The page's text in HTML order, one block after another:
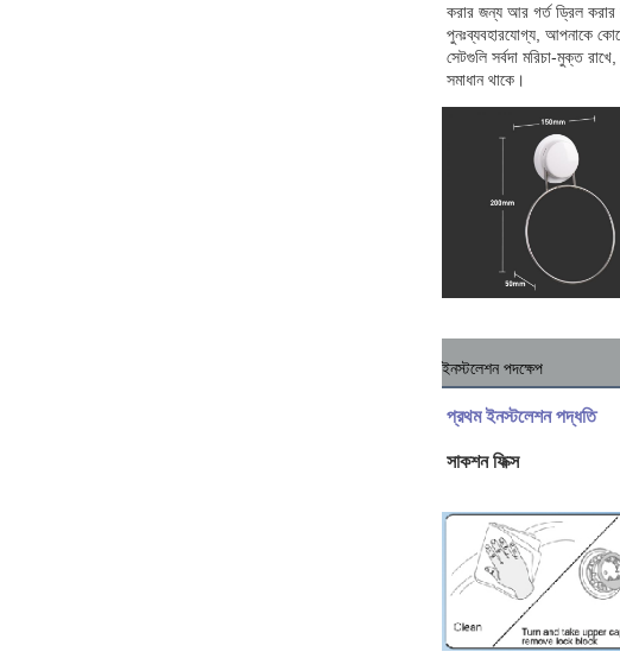
করার জন্য আর গর্ত ড্রিল করার
পুনঃব্যবহারযোগ্য, আপনাকে
সেটগুলি সর্বদা মরিচা-মুক্ত
সমাধান থাকে।
ইনস্টলেশন পদক্ষেপ
প্রথম ইনস্টলেশন পদ্ধতি
সাকশন ফিক্স